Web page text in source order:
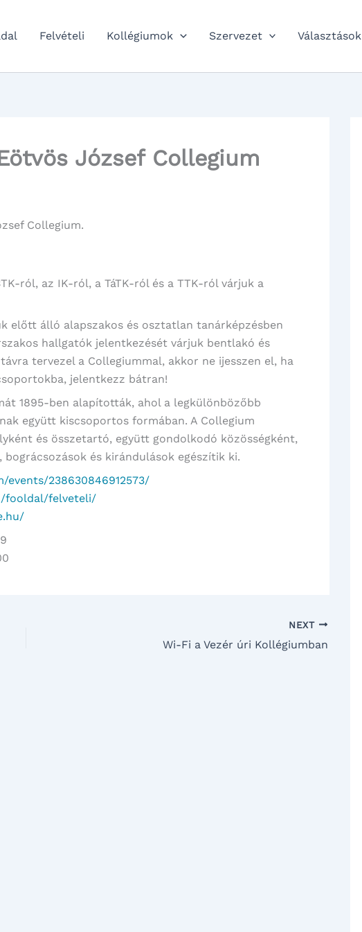
Felvételi Kollégiumok Szervezet Választások
József Collegium
Collegium.
ról, az IK-ról, a TáTK-ról és a TTK-ról várjuk a
előtt álló alapszakos és osztatlan tanárképzésben
hallgatók jelentkezését várjuk bentlakó és
tervezel a Collegiummal, akkor ne ijesszen el, ha
jelentkezz bátran!
1895-ben alapították, ahol a legkülönbözőbb
együtt kiscsoportos formában. A Collegium
és összetartó, együtt gondolkodó közösségként,
és kirándulások egészítik ki.
events/238630846912573/
fooldal/felveteli/
NEXT
Wi-Fi a Vezér úri Kollégiumban